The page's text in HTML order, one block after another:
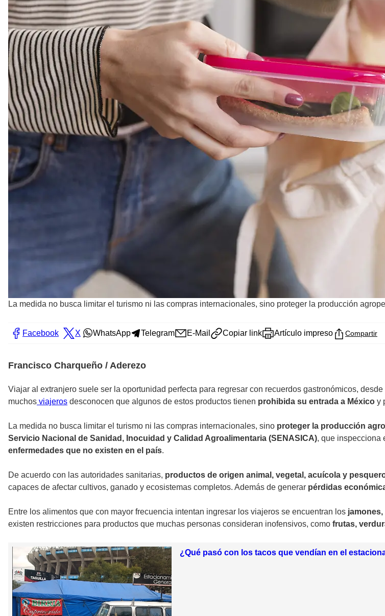
La medida no busca limitar el turismo ni las compras internacionales, sino proteger la producción
Facebook X WhatsApp Telegram E-Mail Copiar link Artículo impreso Compartir
Francisco Charqueño / Aderezo
Viajar al extranjero suele ser la oportunidad perfecta para regresar con recuerdos gastronómicos, desde
muchos viajeros desconocen que algunos de estos productos tienen prohibida su entrada a México y
La medida no busca limitar el turismo ni las compras internacionales, sino proteger la producción
Servicio Nacional de Sanidad, Inocuidad y Calidad Agroalimentaria (SENASICA), que inspecciona
enfermedades que no existen en el país.
De acuerdo con las autoridades sanitarias, productos de origen animal, vegetal, acuícola y
capaces de afectar cultivos, ganado y ecosistemas completos. Además de generar pérdidas
Entre los alimentos que con mayor frecuencia intentan ingresar los viajeros se encuentran los
existen restricciones para productos que muchas personas consideran inofensivos, como frutas,
¿Qué pasó con los tacos que vendían en el